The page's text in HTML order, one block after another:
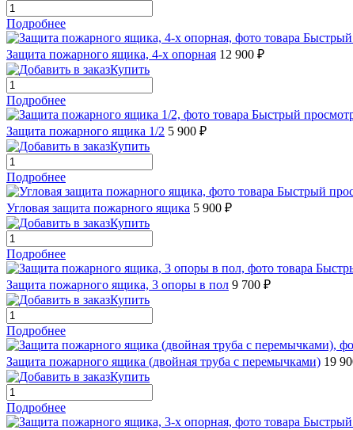
Подробнее
Защита пожарного ящика, 4-х опорная 12 900 ₽
Купить
Подробнее
Быстрый
Защита пожарного ящика 1/2 5 900 ₽
Купить
Подробнее
Быстрый
Угловая защита пожарного ящика 5 900 ₽
Купить
Подробнее
Защита пожарного ящика, 3 опоры в пол 9 700 ₽
Купить
Подробнее
Защита пожарного ящика (двойная труба с перемычками) 19
Купить
Подробнее